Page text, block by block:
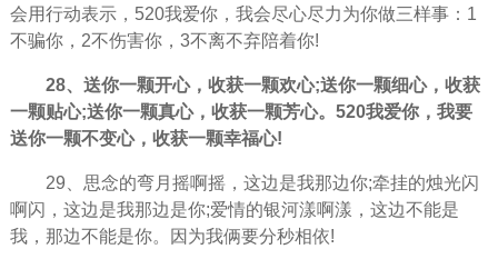
会用行动表示，520我爱你，我会尽心尽力为你做三样事：1
不骗你，2不伤害你，3不离不弃陪着你!
28、送你一颗开心，收获一颗欢心;送你一颗细心，收获
一颗贴心;送你一颗真心，收获一颗芳心。520我爱你，我要
送你一颗不变心，收获一颗幸福心!
29、思念的弯月摇啊摇，这边是我那边你;牵挂的烛光闪
啊闪，这边是我那边是你;爱情的银河漾啊漾，这边不能是
我，那边不能是你。因为我俩要分秒相依!